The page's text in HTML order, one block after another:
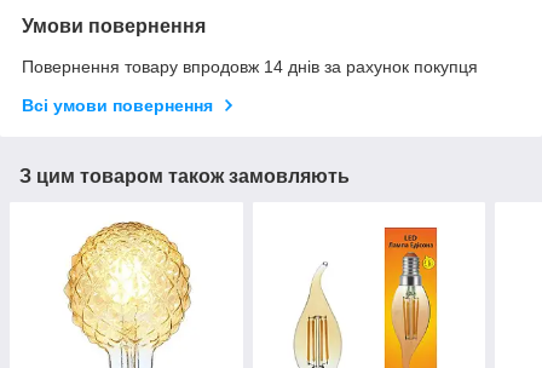
Умови повернення
Повернення товару впродовж 14 днів за рахунок покупця
Всі умови повернення
З цим товаром також замовляють